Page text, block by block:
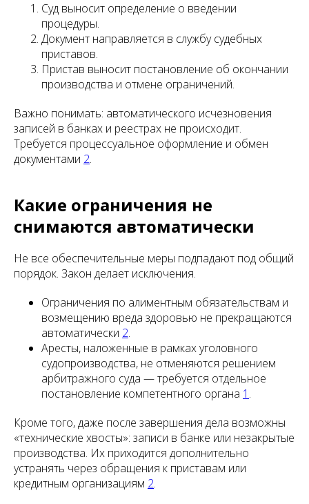
Суд выносит определение о введении
процедуры.
Документ направляется в службу судебных
приставов.
Пристав выносит постановление об окончании
производства и отмене ограничений.
Важно понимать: автоматического исчезновения
записей в банках и реестрах не происходит.
Требуется процессуальное оформление и обмен
документами 2.
Какие ограничения не
снимаются автоматически
Не все обеспечительные меры подпадают под общий
порядок. Закон делает исключения.
Ограничения по алиментным обязательствам и
возмещению вреда здоровью не прекращаются
автоматически 2.
Аресты, наложенные в рамках уголовного
судопроизводства, не отменяются решением
арбитражного суда — требуется отдельное
постановление компетентного органа 1 .
Кроме того, даже после завершения дела возможны
«технические хвосты»: записи в банке или незакрытые
производства. Их приходится дополнительно
устранять через обращения к приставам или
кредитным организациям 2.